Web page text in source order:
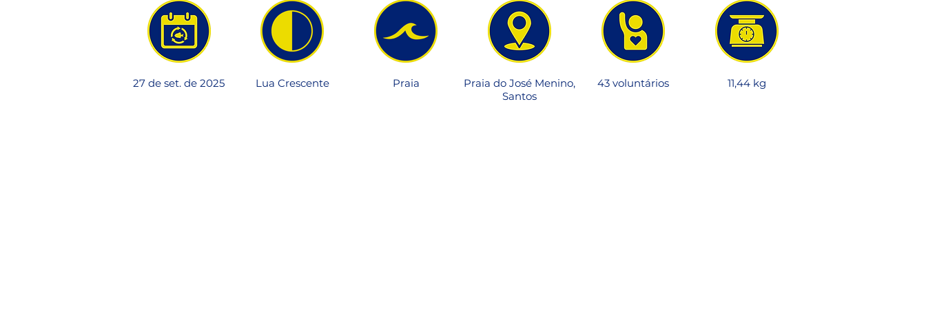
27 de set. de 2025 Lua Crescente Praia
Praia do José Menino,
Santos
43 voluntários 11,44 kg